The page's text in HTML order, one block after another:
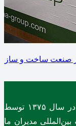
در صنعت ساخت و ساز
شرکت پرسال، با هدف فعالیت بین المللی در سال ۱۳۷۵ توسط
مدیران ما